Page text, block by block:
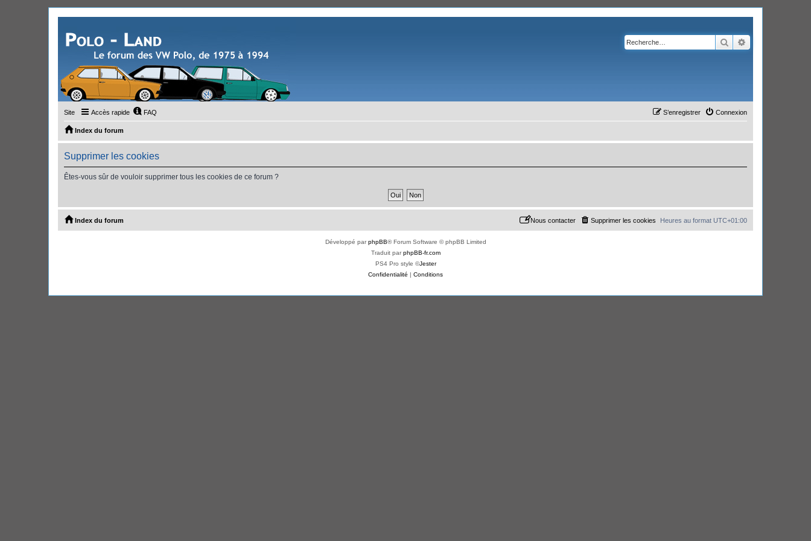
Rechercher
Site Accès rapide FAQ Connexion
S’enregistrer
Index du forum
Supprimer les cookies
Êtes-vous sûr de vouloir supprimer tous les cookies de ce forum ?
Index du forum Heures au format UTC+01:00
Supprimer les cookies
Nous contacter
Développé parphpBB® Forum Software © phpBB Limited
Traduit parphpBB-fr.com
PS4 Pro style ©Jester
Confidentialité | Conditions